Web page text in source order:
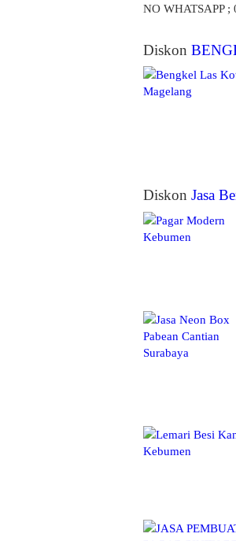
NO WHATSAPP ;
Diskon
Diskon Jasa